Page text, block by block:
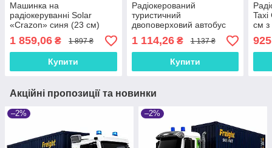
Машинка на
радіокеруванні Solar
«Crazon» синя (23 см)
333-YL24161-2
1 859,06 ₴ 1 897 ₴
Купити
Радіокерований
туристичний
двоповерховий автобус
666-691NA чорний — 30
см, світло фар, гумові
колеса, акумулятор, USB-
1 114,26₴ 1 137 ₴
Купити
Taxi
см
Акційні пропозиції та новинки
–2% –2%